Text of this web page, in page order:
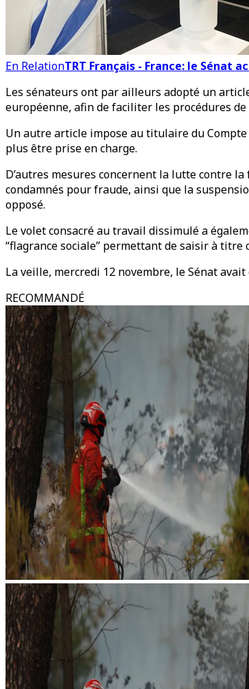
En RelationTRT Français - France: le Sénat
Les sénateurs ont par ailleurs adopté un
européenne, afin de faciliter les procédures
Un autre article impose au titulaire du
plus être prise en charge.
D’autres mesures concernent la lutte contre
condamnés pour fraude, ainsi que la
opposé.
Le volet consacré au travail dissimulé a
“flagrance sociale” permettant de saisir à
La veille, mercredi 12 novembre, le Sénat
RECOMMANDÉ